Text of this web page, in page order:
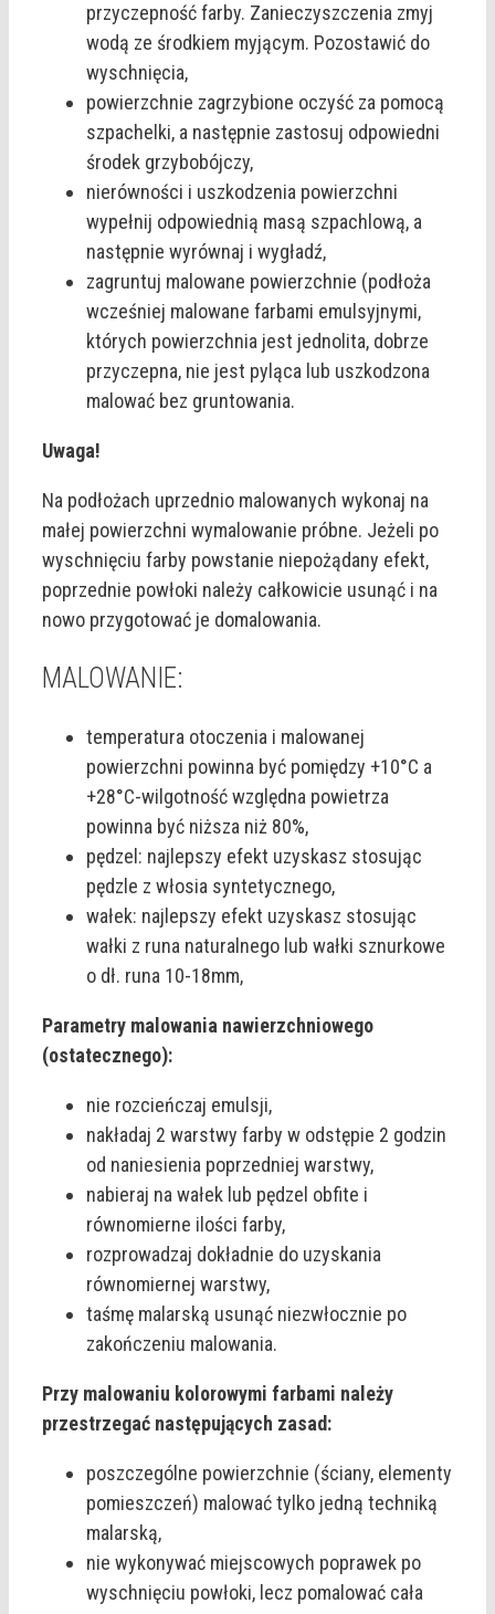
przyczepność farby. Zanieczyszczenia zmyj
wodą ze środkiem myjącym. Pozostawić do
wyschnięcia,
powierzchnie zagrzybione oczyść za pomocą
szpachelki, a następnie zastosuj odpowiedni
środek grzybobójczy,
nierówności i uszkodzenia powierzchni
wypełnij odpowiednią masą szpachlową, a
następnie wyrównaj i wygładź,
zagruntuj malowane powierzchnie (podłoża
wcześniej malowane farbami emulsyjnymi,
których powierzchnia jest jednolita, dobrze
przyczepna, nie jest pyląca lub uszkodzona
malować bez gruntowania.
Uwaga!
Na podłożach uprzednio malowanych wykonaj na
małej powierzchni wymalowanie próbne. Jeżeli po
wyschnięciu farby powstanie niepożądany efekt,
poprzednie powłoki należy całkowicie usunąć i na
nowo przygotować je domalowania.
MALOWANIE:
temperatura otoczenia i malowanej
powierzchni powinna być pomiędzy +10°C a
+28°C-wilgotność względna powietrza
powinna być niższa niż 80%,
pędzel: najlepszy efekt uzyskasz stosując
pędzle z włosia syntetycznego,
wałek: najlepszy efekt uzyskasz stosując
wałki z runa naturalnego lub wałki sznurkowe
o dł. runa 10-18mm,
Parametry malowania nawierzchniowego
(ostatecznego):
nie rozcieńczaj emulsji,
nakładaj 2 warstwy farby w odstępie 2 godzin
od naniesienia poprzedniej warstwy,
nabieraj na wałek lub pędzel obfite i
równomierne ilości farby,
rozprowadzaj dokładnie do uzyskania
równomiernej warstwy,
taśmę malarską usunąć niezwłocznie po
zakończeniu malowania.
Przy malowaniu kolorowymi farbami należy
przestrzegać następujących zasad:
poszczególne powierzchnie (ściany, elementy
pomieszczeń) malować tylko jedną techniką
malarską,
nie wykonywać miejscowych poprawek po
wyschnięciu powłoki, lecz pomalować cała